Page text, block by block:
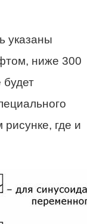
указаны
ниже 300
где и